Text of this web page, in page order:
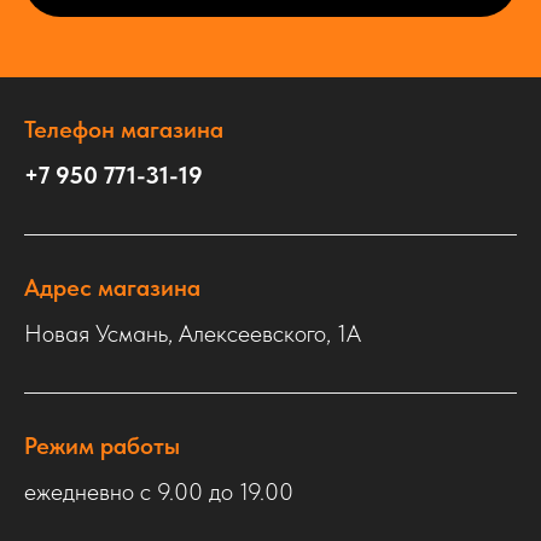
Телефон магазина
+7 950 771-31-19
Адрес магазина
Новая Усмань, Алексеевского, 1А
Режим работы
ежедневно с 9.00 до 19.00